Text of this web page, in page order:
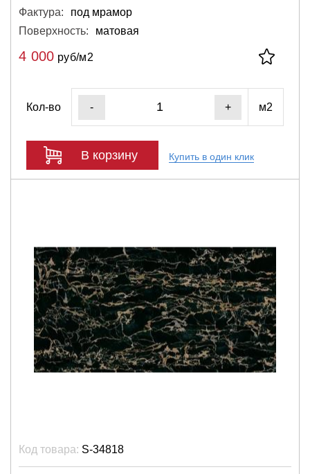
Фактура:
под мрамор
Поверхность:
матовая
4 000 руб/м2
Кол-во - + м2
В корзину Купить в один клик
Код товара: S-34818